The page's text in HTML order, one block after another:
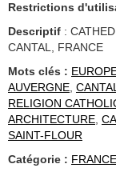
Restrictions
Descriptif :
CANTAL, FRANCE
Mots clés :
AUVERGNE,
RELIGION
ARCHITECTURE,
SAINT-FLOUR
Catégorie : FRANCE